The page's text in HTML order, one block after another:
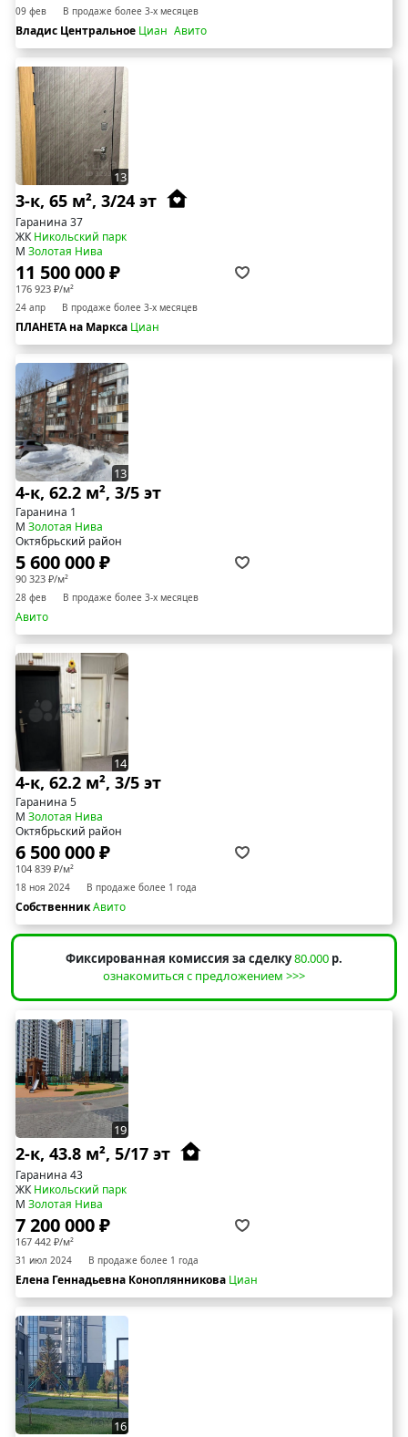
09 фев В продаже более 3-х месяцев
Владис Центральное Циан Авито
13
3-к, 65 м², 3/24 эт
Гаранина 37
ЖКНикольский парк
М Золотая Нива
11 500 000 ₽
176 923 ₽/м²
24 апр В продаже более 3-х месяцев
ПЛАНЕТА на Маркса Циан
13
4-к, 62.2 м², 3/5 эт
Гаранина 1
М Золотая Нива
Октябрьский район
5 600 000 ₽
90 323 ₽/м²
28 фев В продаже более 3-х месяцев
Авито
14
4-к, 62.2 м², 3/5 эт
Гаранина 5
М Золотая Нива
Октябрьский район
6 500 000 ₽
104 839 ₽/м²
18 ноя 2024 В продаже более 1 года
СобственникАвито
Фиксированная комиссия за сделку80.000 р.
ознакомиться с предложением >>>
19
2-к, 43.8 м², 5/17 эт
Гаранина 43
ЖКНикольский парк
М Золотая Нива
7 200 000 ₽
167 442 ₽/м²
31 июл 2024 В продаже более 1 года
Елена Геннадьевна Коноплянникова Циан
16